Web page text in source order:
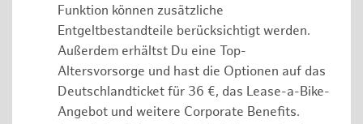
Funktion können zusätzliche
Entgeltbestandteile berücksichtigt werden.
Außerdem erhältst Du eine Top-
Altersvorsorge und hast die Optionen auf das
Deutschlandticket für 36 €, das Lease-a-Bike-
Angebot und weitere Corporate Benefits.